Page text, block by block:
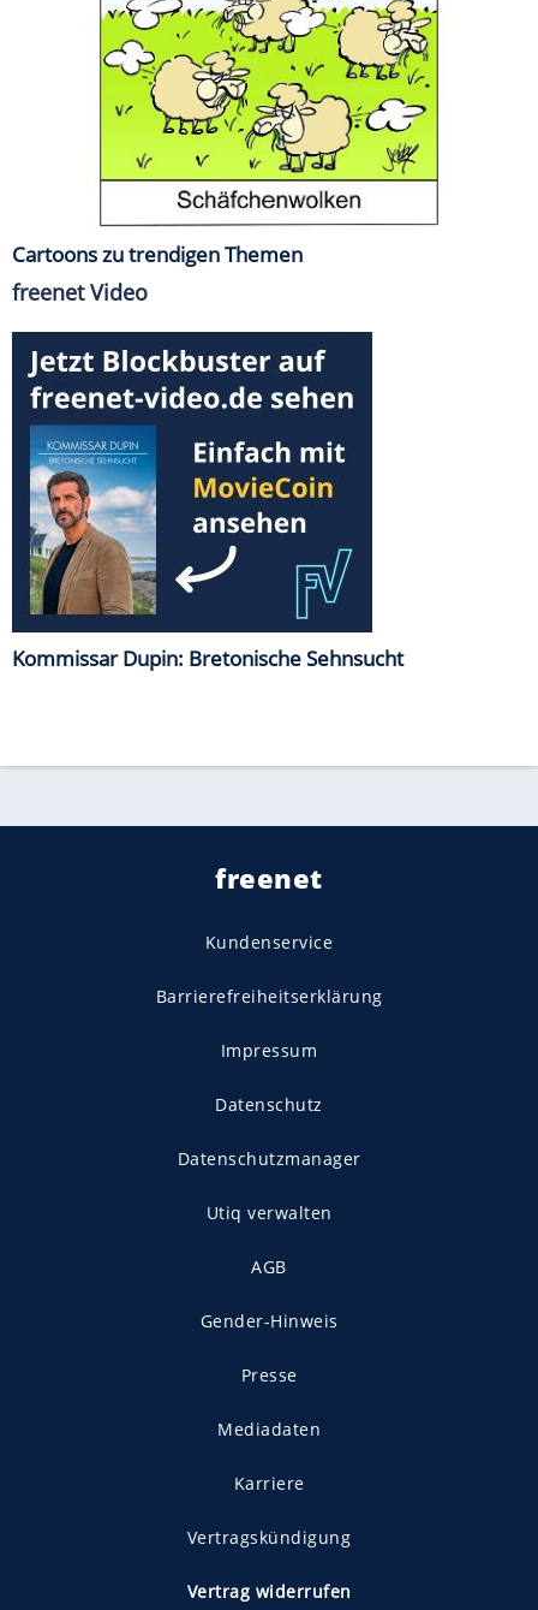
Cartoons zu trendigen Themen
freenet Video
Kommissar Dupin: Bretonische Sehnsucht
freenet
Kundenservice
Barrierefreiheitserklärung
Impressum
Datenschutz
Datenschutzmanager
Utiq verwalten
AGB
Gender-Hinweis
Presse
Mediadaten
Karriere
Vertragskündigung
Vertrag widerrufen